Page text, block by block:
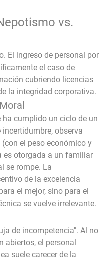
vs.
El ingreso de personal por
el caso de
cubriendo licencias
la integridad corporativa.
ha cumplido un ciclo de un
observa
el peso económico y
es otorgada a un familiar
se rompe. La
de la excelencia
el mejor, sino para el
se vuelve irrelevante.
de incompetencia". Al no
abiertos, el personal
suele carecer de la